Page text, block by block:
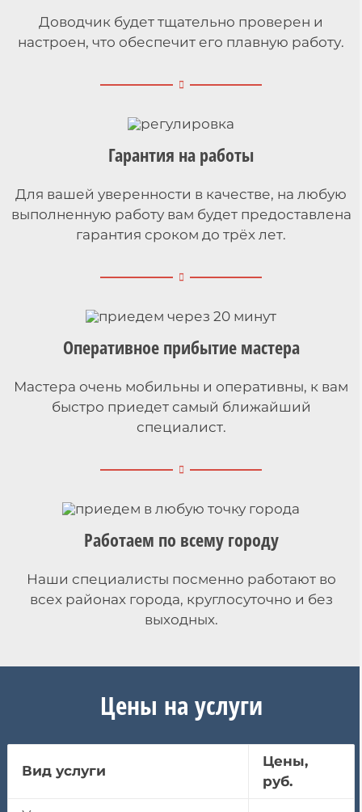
Доводчик будет тщательно проверен и
настроен, что обеспечит его плавную работу.
Гарантия на работы
Для вашей уверенности в качестве, на любую
выполненную работу вам будет предоставлена
гарантия сроком до трёх лет.
Оперативное прибытие мастера
Мастера очень мобильны и оперативны, к вам
быстро приедет самый ближайший
специалист.
Работаем по всему городу
Наши специалисты посменно работают во
всех районах города, круглосуточно и без
выходных.
Цены на услуги
Вид услуги
Цены,
руб.